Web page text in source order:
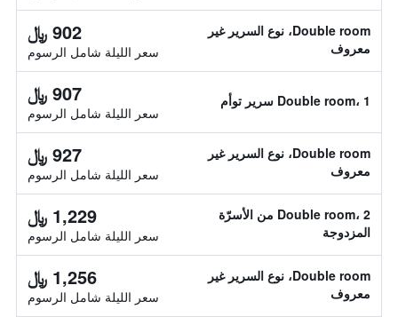
Double room، نوع السرير غير
معروف
902 ﷼
سعر الليلة شامل الرسوم
Double room، 1 سرير توأم 907 ﷼
سعر الليلة شامل الرسوم
Double room، نوع السرير غير
معروف
927 ﷼
سعر الليلة شامل الرسوم
Double room، 2 من الأسرّة
المزدوجة
1,229 ﷼
سعر الليلة شامل الرسوم
Double room، نوع السرير غير
معروف
1,256 ﷼
سعر الليلة شامل الرسوم